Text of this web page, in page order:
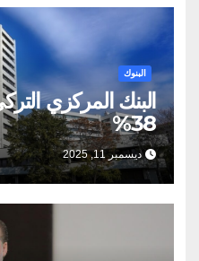
البنوك
البنك المركزي
38%
ديسمبر 11, 2025